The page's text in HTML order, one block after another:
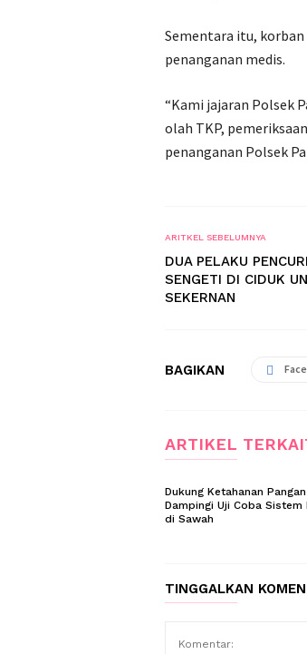
Sementara itu, korban
penanganan medis.
“Kami jajaran Polsek
olah TKP,
penanganan Polsek
ARITKEL SEBELUMNYA
DUA PELAKU
SENGETI DI CIDUK
SEKERNAN
BAGIKAN
ARTIKEL
Dukung Ketahanan
Dampingi Uji Coba Sistem
di Sawah
TINGGALKAN